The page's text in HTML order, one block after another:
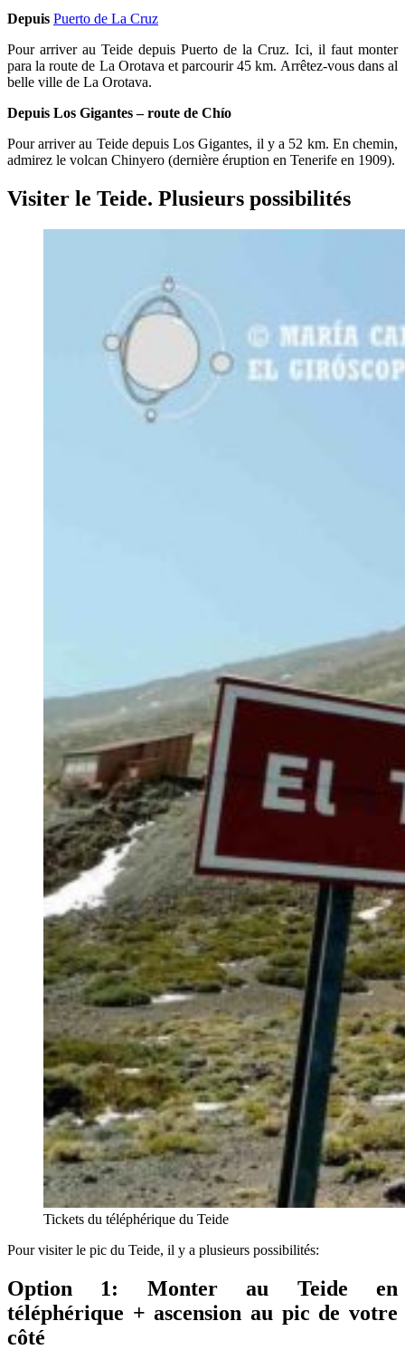
Depuis Puerto de La Cruz
Pour arriver au Teide depuis Puerto de la Cruz. Ici, il faut monter
para la route de La Orotava et parcourir 45 km. Arrêtez-vous dans al
belle ville de La Orotava.
Depuis Los Gigantes – route de Chío
Pour arriver au Teide depuis Los Gigantes, il y a 52 km. En chemin,
admirez le volcan Chinyero (dernière éruption en Tenerife en 1909).
Visiter le Teide. Plusieurs possibilités
Tickets du téléphérique du Teide
Pour visiter le pic du Teide, il y a plusieurs possibilités:
Option 1: Monter au Teide en
téléphérique + ascension au pic de votre
côté